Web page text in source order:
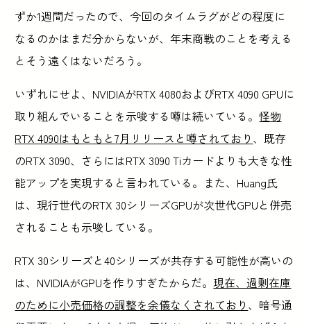
ずか1週間だったので、今回のタイムラグがどの程度に
なるのかはまだ分からないが、年末商戦のことを考える
とそう遠くはないだろう。
いずれにせよ、NVIDIAがRTX 4080およびRTX 4090 GPUに
取り組んでいることを示唆する噂は続いている。怪物
RTX 4090はもともと7月リリースと噂されており 、既存
のRTX 3090、さらにはRTX 3090 Tiカードよりも大きな性
能アップを実現すると言われている。また、Huang氏
は、現行世代のRTX 30シリーズGPUが次世代GPUと併売
されることも示唆している。
RTX 30シリーズと40シリーズが共存する可能性が高いの
は、NVIDIAがGPUを作りすぎたからだ。現在、過剰在庫
のために小売価格の調整を余儀なくされており 、暗号通